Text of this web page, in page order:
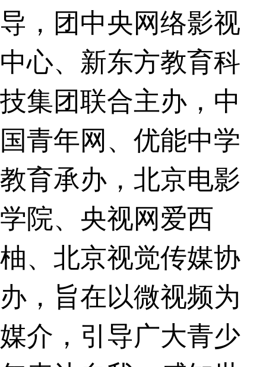
导，团中央网络影视
中心、新东方教育科
技集团联合主办，中
国青年网、优能中学
教育承办，北京电影
学院、央视网爱西
柚、北京视觉传媒协
办，旨在以微视频为
媒介，引导广大青少